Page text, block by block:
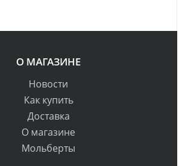
О МАГАЗИНЕ
Новости
Как купить
Доставка
О магазине
Мольберты